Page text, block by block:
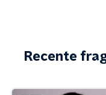
Recente